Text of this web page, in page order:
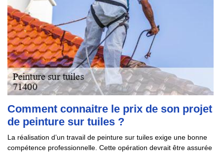
Comment connaitre le prix de son projet
de peinture sur tuiles ?
La réalisation d’un travail de peinture sur tuiles exige une bonne
compétence professionnelle. Cette opération devrait être assurée